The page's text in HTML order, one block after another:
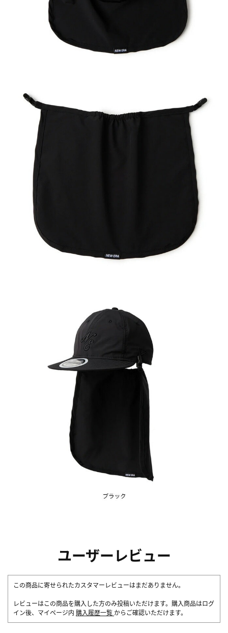
ユーザーレビュー
この商品に寄せられたカスタマーレビューはまだありません。
レビューはこの商品を購入した方のみ投稿いただけます。購入商品はログ
イン後、マイページ内 購入履歴一覧 からご確認いただけます。